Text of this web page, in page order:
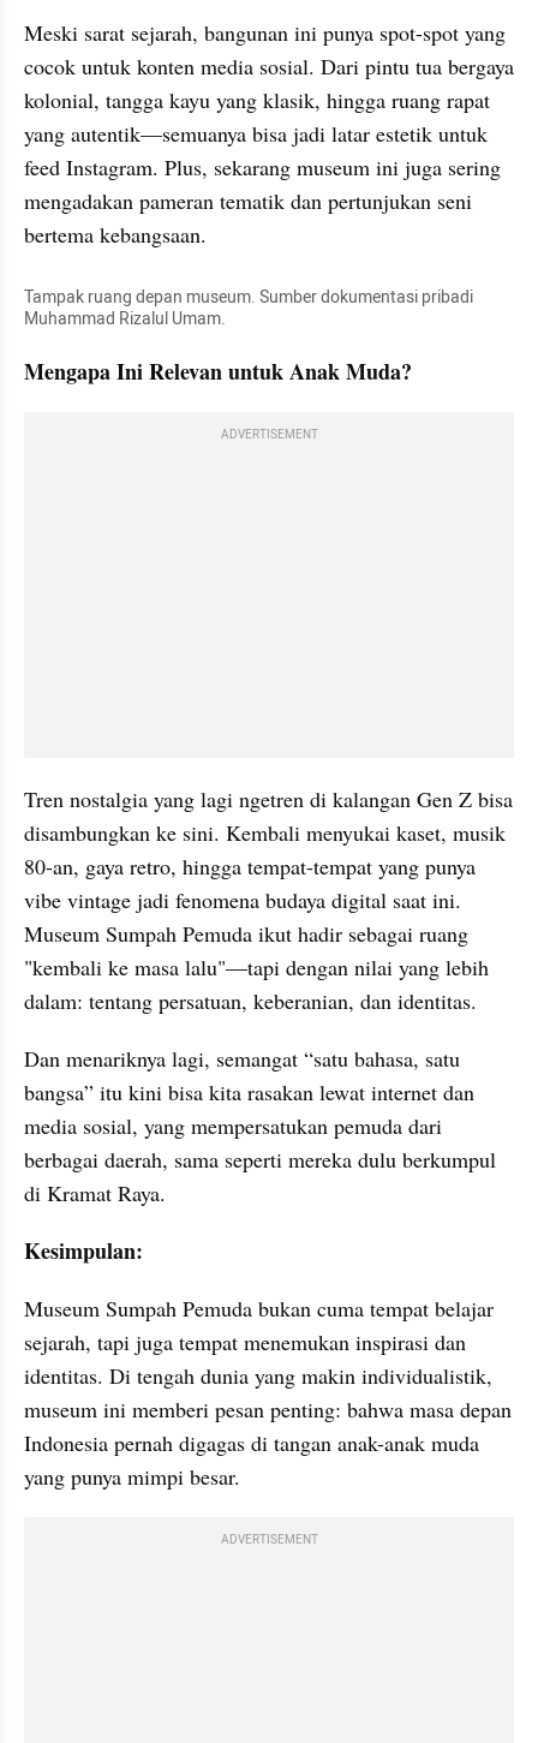
Meski sarat sejarah, bangunan ini punya spot-spot yang
cocok untuk konten media sosial. Dari pintu tua bergaya
kolonial, tangga kayu yang klasik, hingga ruang rapat
yang autentik—semuanya bisa jadi latar estetik untuk
feed Instagram. Plus, sekarang museum ini juga sering
mengadakan pameran tematik dan pertunjukan seni
bertema kebangsaan.
Tampak ruang depan museum. Sumber dokumentasi pribadi
Muhammad Rizalul Umam.
Mengapa Ini Relevan untuk Anak Muda?
ADVERTISEMENT
Tren nostalgia yang lagi ngetren di kalangan Gen Z bisa
disambungkan ke sini. Kembali menyukai kaset, musik
80-an, gaya retro, hingga tempat-tempat yang punya
vibe vintage jadi fenomena budaya digital saat ini.
Museum Sumpah Pemuda ikut hadir sebagai ruang
"kembali ke masa lalu"—tapi dengan nilai yang lebih
dalam: tentang persatuan, keberanian, dan identitas.
Dan menariknya lagi, semangat “satu bahasa, satu
bangsa” itu kini bisa kita rasakan lewat internet dan
media sosial, yang mempersatukan pemuda dari
berbagai daerah, sama seperti mereka dulu berkumpul
di Kramat Raya.
Kesimpulan:
Museum Sumpah Pemuda bukan cuma tempat belajar
sejarah, tapi juga tempat menemukan inspirasi dan
identitas. Di tengah dunia yang makin individualistik,
museum ini memberi pesan penting: bahwa masa depan
Indonesia pernah digagas di tangan anak-anak muda
yang punya mimpi besar.
ADVERTISEMENT